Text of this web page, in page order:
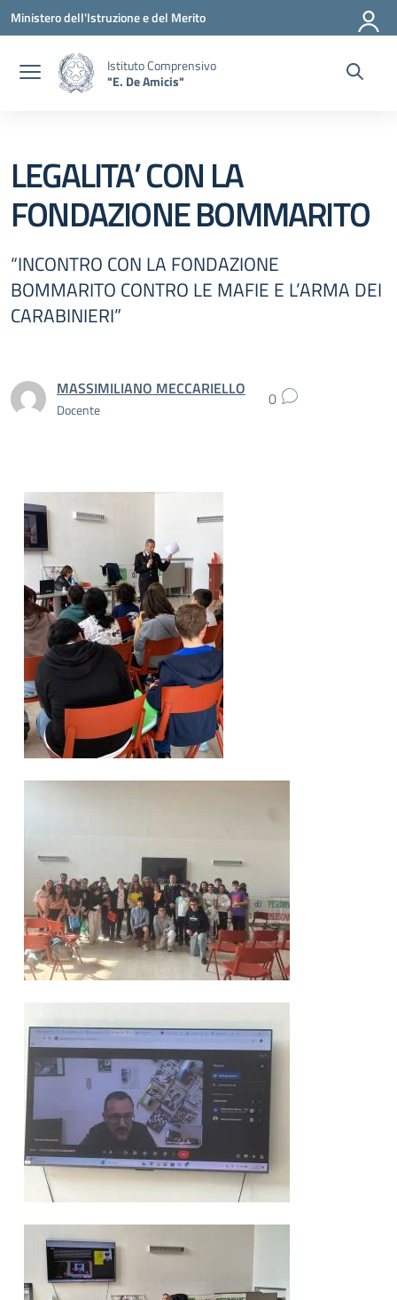
Vai ai contenuti
Vai al menu di navigazione
Vai al footer
Ministero dell'Istruzione e del Merito
Istituto Comprensivo
"E. De Amicis"
LEGALITA’ CON LA
FONDAZIONE BOMMARITO
“INCONTRO CON LA FONDAZIONE
BOMMARITO CONTRO LE MAFIE E L’ARMA DEI
CARABINIERI”
MASSIMILIANO MECCARIELLO
Docente 0